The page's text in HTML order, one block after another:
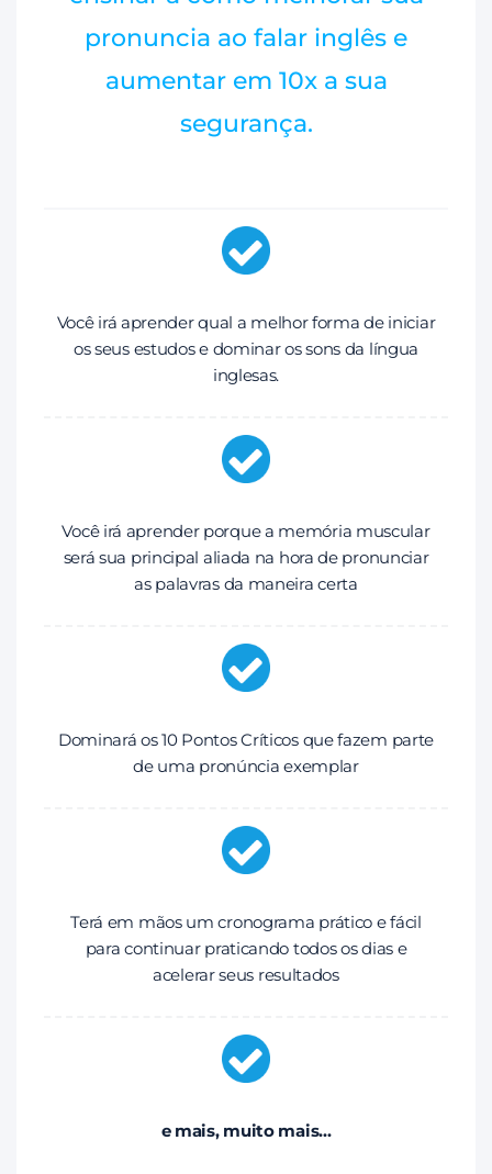
pronuncia ao falar inglês e
aumentar em 10x a sua
segurança.
Você irá aprender qual a melhor forma de iniciar
os seus estudos e dominar os sons da língua
inglesas.
Você irá aprender porque a memória muscular
será sua principal aliada na hora de pronunciar
as palavras da maneira certa
Dominará os 10 Pontos Críticos que fazem parte
de uma pronúncia exemplar
Terá em mãos um cronograma prático e fácil
para continuar praticando todos os dias e
acelerar seus resultados
e mais, muito mais...